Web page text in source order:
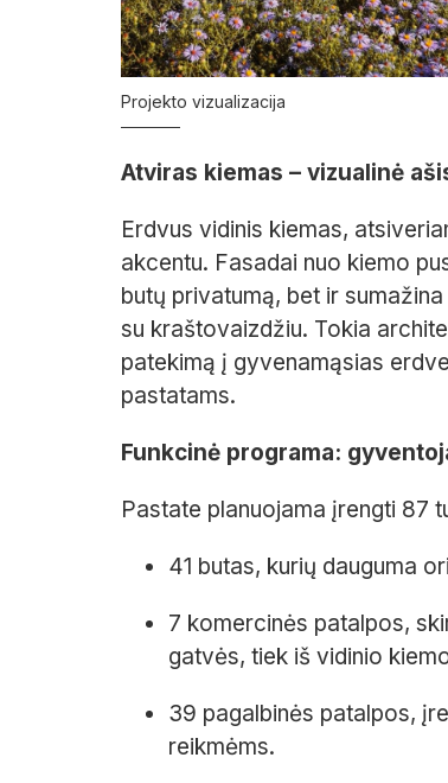
Projekto vizualizacija
Atviras kiemas – vizualinė
Erdvus vidinis kiemas,
akcentu. Fasadai nuo kiemo
butų privatumą, bet ir
su kraštovaizdžiu. Tokia
patekimą į gyvenamąsias
pastatams.
Funkcinė programa:
Pastate planuojama įrengti 87
41 butas, kurių dauguma
7 komercinės patalpos,
gatvės, tiek iš vidinio
39 pagalbinės patalpos,
reikmėms.